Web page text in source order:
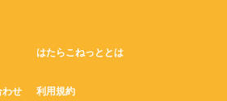
はたらこねっととは
わせ 利用規約